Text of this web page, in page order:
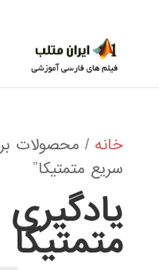
خانه / محصولات
سریع متمتیکا”
متمتیکا